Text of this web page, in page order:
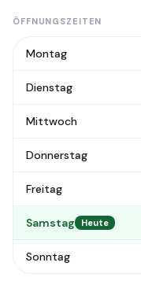
ÖFFNUNGSZEITEN
Montag
Dienstag
Mittwoch
Donnerstag
Freitag
Samstag Heute
Sonntag